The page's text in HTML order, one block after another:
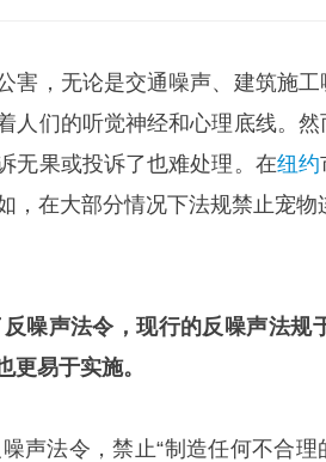
害，无论是交通噪声、建筑施工
人们的听觉神经和心理底线。
无果或投诉了也难处理。在纽约
，在大部分情况下法规禁止宠
噪声法令，现行的反噪声法规
更易于实施。
声法令，禁止“制造任何不合